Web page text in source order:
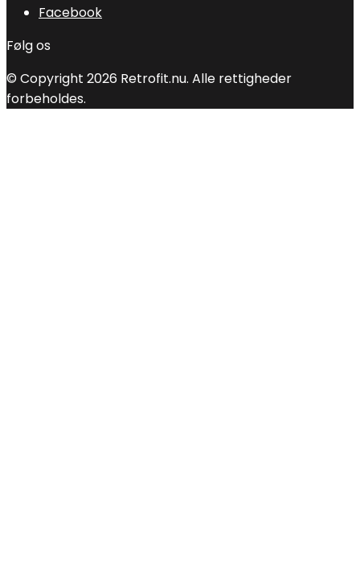
Facebook
Følg os
© Copyright 2026 Retrofit.nu. Alle rettigheder
forbeholdes.